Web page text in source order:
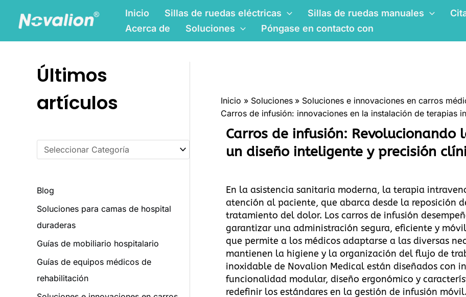
contenido
Inicio Sillas de ruedas eléctricas Sillas de ruedas manuales
Acerca de
Soluciones Póngase en contacto con
Últimos
artículos
a
t
r
a
Blog
Soluciones para camas de hospital
duraderas
Guías de mobiliario hospitalario
Guías de equipos médicos de
rehabilitación
Inicio Soluciones
Soluciones e innovaciones en carros
Carros de infusión: innovaciones en la instalación de terapias
Carros de infusión:
un diseño inteligente y precisión
En la asistencia sanitaria moderna, la terapia
atención al paciente, que abarca desde la reposición
tratamiento del dolor. Los carros de infusión
garantizar una administración segura, eficiente y
que permite a los médicos adaptarse a las diversas
mantienen la higiene y la organización del flujo de
inoxidable de Novalion Medical están diseñados con
funcionalidad modular, diseño ergonómico y
redefinir los estándares en la gestión de infusión móvil.